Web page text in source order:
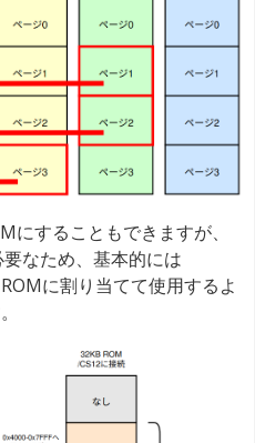
にすることもできますが、
なため、基本的には
に割り当てて使用するよ